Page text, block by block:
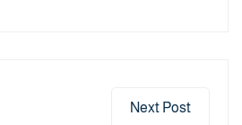
Next Post